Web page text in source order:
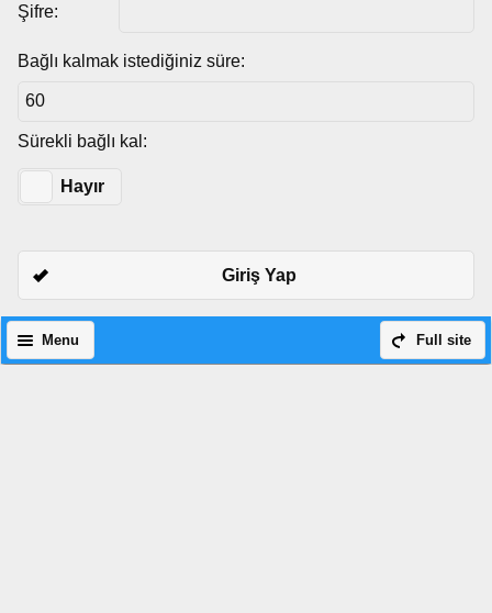
Şifre:
Bağlı kalmak istediğiniz süre:
Sürekli bağlı kal:
Hayır
Giriş Yap
Full site
Menu